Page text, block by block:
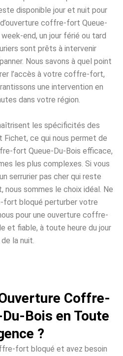
disponible jour et nuit pour
coffre-fort Queue-
end, un jour férié ou tard
sont prêts à intervenir
Nous savons à quel point
l’accès à votre coffre-fort,
une intervention en
dans votre région.
les spécificités des
Fichet, ce qui nous permet de
fort Queue-Du-Bois efficace,
les plus complexes. Si vous
serrurier pas cher qui reste
sommes le choix idéal. Ne
fort bloqué perturber votre
pour une ouverture coffre-
et fiable, à toute heure du jour
la nuit.
Coffre-
Bois en Toute
?
fort bloqué et avez besoin